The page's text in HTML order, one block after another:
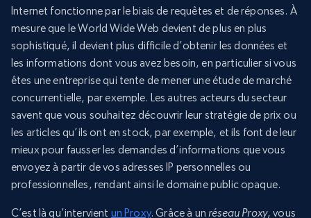
Internet fonctionne par le biais de requêtes et de réponses. À
mesure que le World Wide Web devient de plus en plus
sophistiqué, il devient plus difficile d’obtenir les données et
les informations dont vous avez besoin, en particulier si vous
êtes une entreprise qui tente de mener une étude de marché
concurrentielle, par exemple. Les autres acteurs du secteur
savent que vous souhaitez découvrir leur stratégie de prix ou
les articles qu’ils ont en stock, par exemple, et ils font de leur
mieux pour fausser les demandes d’informations que vous
envoyez à partir de vos adresses IP personnelles ou
professionnelles, rendant ainsi le domaine public opaque.
C’est là qu’intervient un Proxy. Grâce à unréseau Proxy, vous